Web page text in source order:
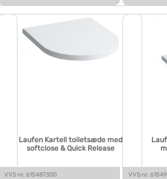
Laufen Kartell toiletsæde med
softclose & Quick Release
VVS nr. 615487300
VVS nr.